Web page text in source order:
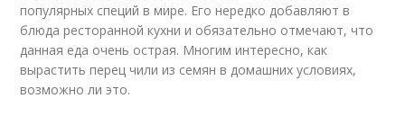
популярных специй в мире. Его нередко добавляют в
блюда ресторанной кухни и обязательно отмечают, что
данная еда очень острая. Многим интересно, как
вырастить перец чили из семян в домашних условиях,
возможно ли это.